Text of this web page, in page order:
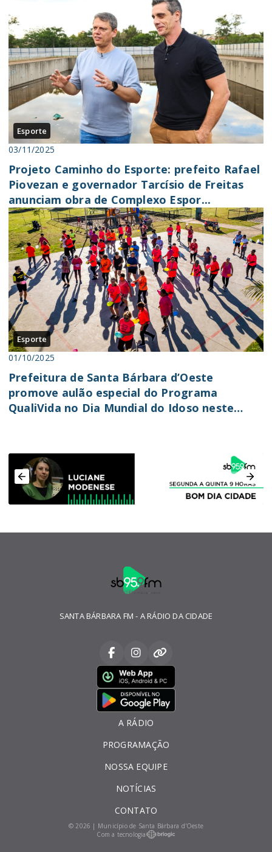
Esporte
03/11/2025
Projeto Caminho do Esporte: prefeito Rafael
Piovezan e governador Tarcísio de Freitas
anunciam obra de Complexo Espor...
Esporte
01/10/2025
Prefeitura de Santa Bárbara d’Oeste
promove aulão especial do Programa
QualiVida no Dia Mundial do Idoso neste
SANTA BÁRBARA FM - A RÁDIO DA CIDADE
A RÁDIO
PROGRAMAÇÃO
NOSSA EQUIPE
NOTÍCIAS
CONTATO
© 2026 | Município de Santa Bárbara d'Oeste
Com a tecnologia